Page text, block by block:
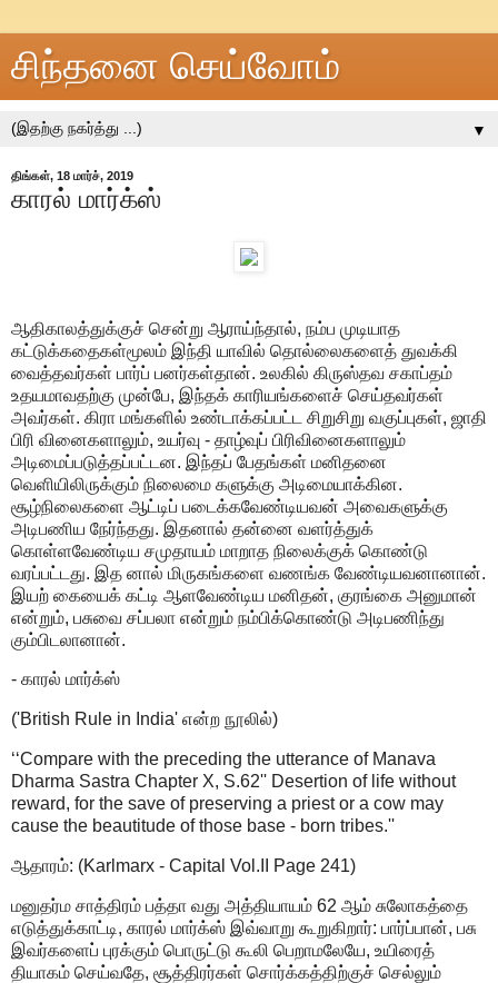
சிந்தனை செய்வோம்
▼
திங்கள், 18 மார்ச், 2019
காரல் மார்க்ஸ்
ஆதிகாலத்துக்குச் சென்று ஆராய்ந்தால், நம்ப முடியாத
கட்டுக்கதைகள்மூலம் இந்தி யாவில் தொல்லைகளைத் துவக்கி
வைத்தவர்கள் பார்ப் பனர்கள்தான். உலகில் கிருஸ்தவ சகாப்தம்
உதயமாவதற்கு முன்பே, இந்தக் காரியங்களைச் செய்தவர்கள்
அவர்கள். கிரா மங்களில் உண்டாக்கப்பட்ட சிறுசிறு வகுப்புகள், ஜாதி
பிரி வினைகளாலும், உயர்வு - தாழ்வுப் பிரிவினைகளாலும்
அடிமைப்படுத்தப்பட்டன. இந்தப் பேதங்கள் மனிதனை
வெளியிலிருக்கும் நிலைமை களுக்கு அடிமையாக்கின.
சூழ்நிலைகளை ஆட்டிப் படைக்கவேண்டியவன் அவைகளுக்கு
அடிபணிய நேர்ந்தது. இதனால் தன்னை வளர்த்துக்
கொள்ளவேண்டிய சமுதாயம் மாறாத நிலைக்குக் கொண்டு
வரப்பட்டது. இத னால் மிருகங்களை வணங்க வேண்டியவனானான்.
இயற் கையைக் கட்டி ஆளவேண்டிய மனிதன், குரங்கை அனுமான்
என்றும், பசுவை சப்பலா என்றும் நம்பிக்கொண்டு அடிபணிந்து
கும்பிடலானான்.
- காரல் மார்க்ஸ்
('British Rule in India' என்ற நூலில்)
‘‘Compare with the preceding the utterance of Manava
Dharma Sastra Chapter X, S.62'' Desertion of life without
reward, for the save of preserving a priest or a cow may
cause the beautitude of those base - born tribes.''
ஆதாரம்: (Karlmarx - Capital Vol.II Page 241)
மனுதர்ம சாத்திரம் பத்தா வது அத்தியாயம் 62 ஆம் சுலோகத்தை
எடுத்துக்காட்டி, காரல் மார்க்ஸ் இவ்வாறு கூறுகிறார்: பார்ப்பான், பசு
இவர்களைப் புரக்கும் பொருட்டு கூலி பெறாமலேயே, உயிரைத்
தியாகம் செய்வதே, சூத்திரர்கள் சொர்க்கத்திற்குச் செல்லும்